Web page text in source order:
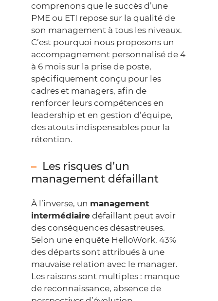
comprenons que le succès d’une
PME ou ETI repose sur la qualité de
son management à tous les niveaux.
C’est pourquoi nous proposons un
accompagnement personnalisé de 4
à 6 mois sur la prise de poste,
spécifiquement conçu pour les
cadres et managers, afin de
renforcer leurs compétences en
leadership et en gestion d’équipe,
des atouts indispensables pour la
rétention.
Les risques d’un
management défaillant
À l’inverse, un management
intermédiaire défaillant peut avoir
des conséquences désastreuses.
Selon une enquête HelloWork, 43%
des départs sont attribués à une
mauvaise relation avec le manager.
Les raisons sont multiples : manque
de reconnaissance, absence de